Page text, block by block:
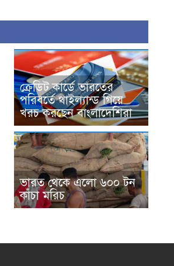
ক্রেডিট কার্ডে ভারতের
পরিবর্তে থাইল্যান্ড গিয়ে
খরচ করছেন বাংলাদেশিরা
ভারত থেকে এলো ৬০০ টন
কাঁচা মরিচ